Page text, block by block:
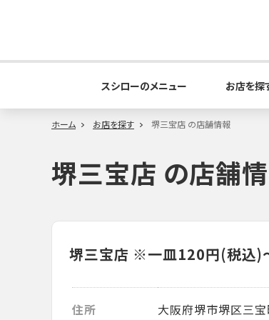
スシローのメニュー お店を探
ホーム お店を探す 堺三宝店 の店舗情報
堺三宝店 の店舗
堺三宝店 ※一皿120円(税込)
住所
大阪府堺市堺区三